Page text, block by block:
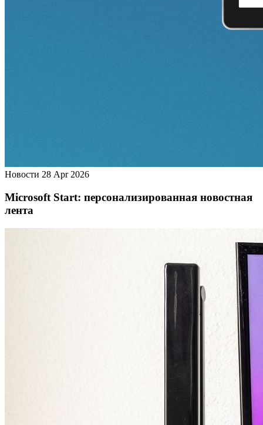
Новости 28 Apr 2026
Microsoft Start: персонализированная новостная
лента